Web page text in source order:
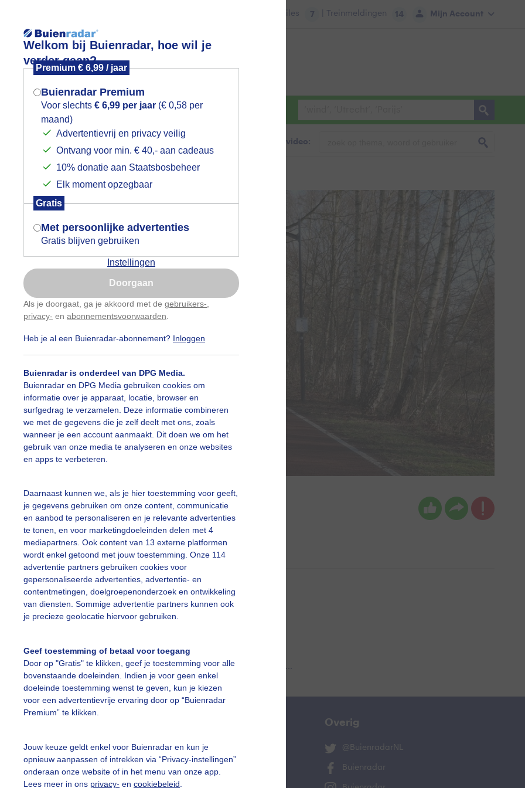
Welkom bij Buienradar, hoe wil je
verder gaan?
Premium € 6,99 / jaar
Buienradar Premium
Voor slechts € 6,99 per jaar (€ 0,58 per
maand)
Advertentievrij en privacy veilig
Ontvang voor min. € 40,- aan cadeaus
10% donatie aan Staatsbosbeheer
Elk moment opzegbaar
Gratis
Met persoonlijke advertenties
Gratis blijven gebruiken
Instellingen
Doorgaan
Als je doorgaat, ga je akkoord met de gebruikers-
privacy- en abonnementsvoorwaarden
Heb je al een Buienradar-abonnement? Inloggen
Buienradar is onderdeel van DPG Media.
Buienradar en DPG Media gebruiken cookies om
informatie over je apparaat, locatie, browser en
surfgedrag te verzamelen. Deze informatie combineren
we met de gegevens die je zelf deelt met ons, zoals
wanneer je een account aanmaakt. Dit doen we om het
gebruik van onze media te analyseren en onze websites
en apps te verbeteren.
Daarnaast kunnen we, als je hier toestemming voor geeft,
je gegevens gebruiken om onze content, communicatie
en aanbod te personaliseren en je relevante advertenties
te tonen, en voor marketingdoeleinden delen met 4
mediapartners. Ook content van 13 externe platformen
wordt enkel getoond met jouw toestemming. Onze 114
advertentie partners gebruiken cookies voor
gepersonaliseerde advertenties, advertentie- en
contentmetingen, doelgroepenonderzoek en ontwikkeling
van diensten. Sommige advertentie partners kunnen ook
je precieze geolocatie hiervoor gebruiken.
Geef toestemming of betaal voor toegang
Door op "Gratis" te klikken, geef je toestemming voor alle
bovenstaande doeleinden. Indien je voor geen enkel
doeleinde toestemming wenst te geven, kun je kiezen
voor een advertentievrije ervaring door op “Buienradar
Premium” te klikken.
Jouw keuze geldt enkel voor Buienradar en kun je
opnieuw aanpassen of intrekken via “Privacy-instellingen”
onderaan onze website of in het menu van onze app.
Lees meer in ons privacy- en cookiebeleid
Mijn Account
Files 7 | Treinmeldingen 14
Foto en video Weerzine
Zoeken in foto & video:
en blauw lijkt wel lente
Martha kivits Gemaakt: 17-01-2026, 53x bekeken
Zon
slideshow
Een moment geduld aub...
vragen
De Bilt
Overig
@BuienradarNL
Buienradar
Mogen we je locatie gebruiken voor
het weer?
Indien je hier nog geen akkoord op hebt
gegeven, verschijnt er zo een pop-up uit
je browser waarin deze toestemming
gevraagd wordt.
Is goed, toon de popup
Nu niet, misschien later
Gebruik je Safari en wil je niet elke dag deze pop-up
Klikhierom dit aan te passen